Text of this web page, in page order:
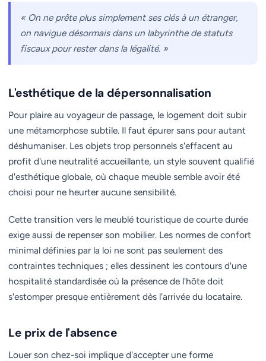
« On ne prête plus simplement ses clés à un étranger,
on navigue désormais dans un labyrinthe de statuts
fiscaux pour rester dans la légalité. »
L'esthétique de la dépersonnalisation
Pour plaire au voyageur de passage, le logement doit subir
une métamorphose subtile. Il faut épurer sans pour autant
déshumaniser. Les objets trop personnels s'effacent au
profit d'une neutralité accueillante, un style souvent qualifié
d'esthétique globale, où chaque meuble semble avoir été
choisi pour ne heurter aucune sensibilité.
Cette transition vers le meublé touristique de courte durée
exige aussi de repenser son mobilier. Les normes de confort
minimal définies par la loi ne sont pas seulement des
contraintes techniques ; elles dessinent les contours d'une
hospitalité standardisée où la présence de l'hôte doit
s'estomper presque entièrement dès l'arrivée du locataire.
Le prix de l'absence
Louer son chez-soi implique d'accepter une forme